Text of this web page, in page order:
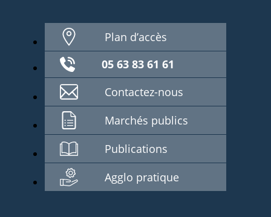
Plan d’accès
05 63 83 61 61
Contactez-nous
Marchés publics
Publications
Agglo pratique